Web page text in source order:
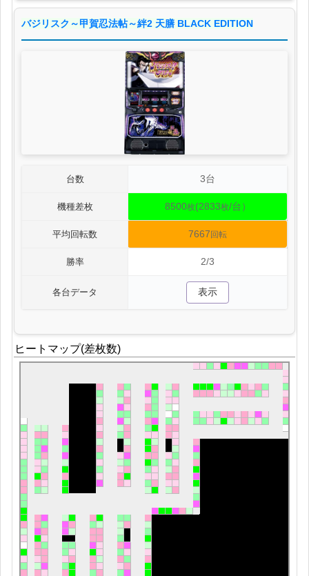
バジリスク～甲賀忍法帖～絆2 天膳 BLACK EDITION
台数 3台
機種差枚 8500枚(2833枚/台）
平均回転数 7667 回転
勝率 2/3
各台データ 表示
ヒートマップ(差枚数)